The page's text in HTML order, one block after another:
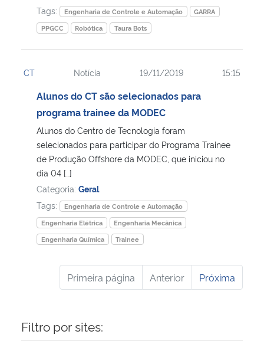
Tags:
Engenharia de Controle e Automação
GARRA
PPGCC
Robótica Taura Bots
CT Notícia 19/11/2019 15:15
Alunos do CT são selecionados para
programa trainee da MODEC
Alunos do Centro de Tecnologia foram
selecionados para participar do Programa Trainee
de Produção Offshore da MODEC, que iniciou no
dia 04 […]
Categoria: Geral
Tags:
Engenharia de Controle e Automação
Engenharia Elétrica
Engenharia Mecânica
Engenharia Química
Trainee
Primeira página Anterior Próxima
Filtro por sites: